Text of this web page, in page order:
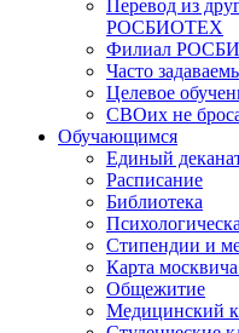
Перевод из
РОСБИОТЕХ
Филиал
Часто
Целевое
СВОих не
Обучающимся
Единый
Расписание
Библиотека
Стипендии и
Карта москвича
Общежитие
Медицинский